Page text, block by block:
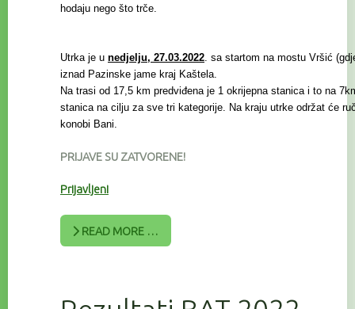
hodaju nego što trče.
Utrka je u nedjelju, 27.03.2022 . sa startom na mostu Vršić
iznad Pazinske jame kraj Kaštela.
Na trasi od 17,5 km predviđena je 1 okrijepna stanica i to na
stanica na cilju za sve tri kategorije. Na kraju utrke održat će
konobi Bani.
PRIJAVE SU ZATVORENE!
Prijavljeni
READ MORE …